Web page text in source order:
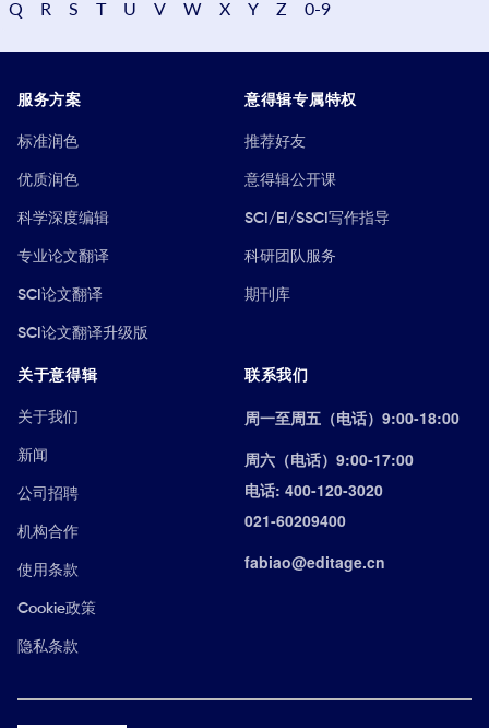
Q R S T U V W X Y Z 0-9